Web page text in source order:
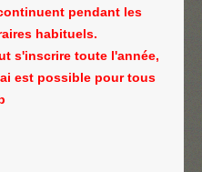
pendant les
habituels.
s'inscrire toute l'année,
est possible pour tous